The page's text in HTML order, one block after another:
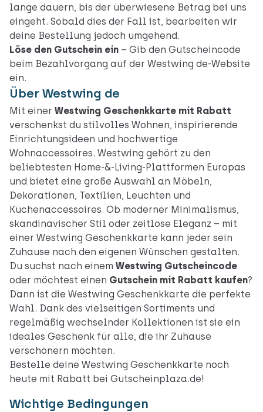
lange dauern, bis der überwiesene Betrag bei uns
eingeht. Sobald dies der Fall ist, bearbeiten wir
deine Bestellung jedoch umgehend.
Löse den Gutschein ein – Gib den Gutscheincode
beim Bezahlvorgang auf der Westwing de-Website
ein.
Über Westwing de
Mit einer Westwing Geschenkkarte mit Rabatt
verschenkst du stilvolles Wohnen, inspirierende
Einrichtungsideen und hochwertige
Wohnaccessoires. Westwing gehört zu den
beliebtesten Home-&-Living-Plattformen Europas
und bietet eine große Auswahl an Möbeln,
Dekorationen, Textilien, Leuchten und
Küchenaccessoires. Ob moderner Minimalismus,
skandinavischer Stil oder zeitlose Eleganz – mit
einer Westwing Geschenkkarte kann jeder sein
Zuhause nach den eigenen Wünschen gestalten.
Du suchst nach einem Westwing Gutscheincode
oder möchtest einen Gutschein mit Rabatt kaufen?
Dann ist die Westwing Geschenkkarte die perfekte
Wahl. Dank des vielseitigen Sortiments und
regelmäßig wechselnder Kollektionen ist sie ein
ideales Geschenk für alle, die ihr Zuhause
verschönern möchten.
Bestelle deine Westwing Geschenkkarte noch
heute mit Rabatt bei Gutscheinplaza.de!
Wichtige Bedingungen